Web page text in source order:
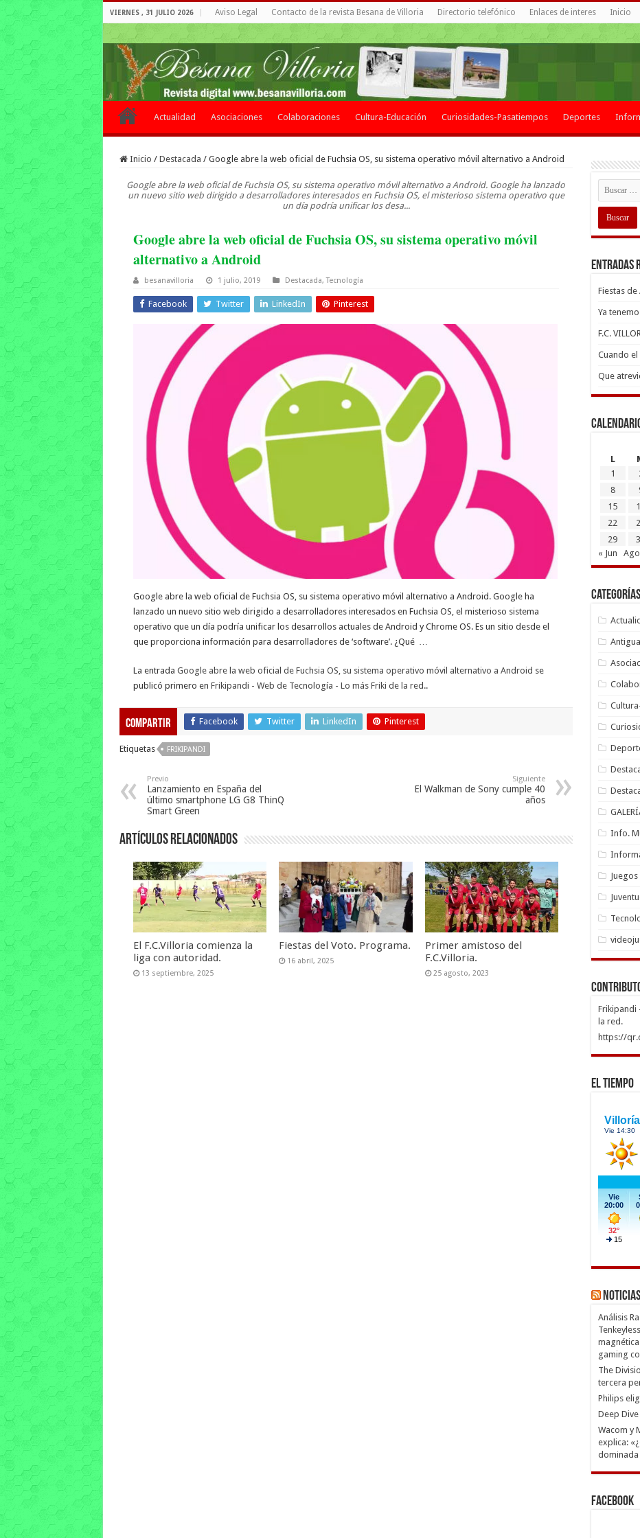
VIERNES , 31 JULIO 2026 Aviso Legal Contacto de la revista Besana de Villoria Directorio telefónico Enlaces de interes Inicio
Actualidad Asociaciones Colaboraciones Cultura-Educación Curiosidades-Pasatiempos Deportes
Inicio / Destacada / Google abre la web oficial de Fuchsia OS, su sistema operativo móvil alternativo a Android
Google abre la web oficial de Fuchsia OS, su sistema operativo móvil alternativo a Android. Google ha lanzado
un nuevo sitio web dirigido a desarrolladores interesados ​​en Fuchsia OS, el misterioso sistema operativo que
un día podría unificar los desa...
Google abre la web oficial de Fuchsia OS, su sistema operativo móvil
alternativo a Android
besanavilloria 1 julio, 2019 Destacada,Tecnología
Facebook Twitter LinkedIn Pinterest
Google abre la web oficial de Fuchsia OS, su sistema operativo móvil alternativo a Android. Google ha
lanzado un nuevo sitio web dirigido a desarrolladores interesados ​​en Fuchsia OS, el misterioso sistema
operativo que un día podría unificar los desarrollos actuales de Android y Chrome OS. Es un sitio desde el
que proporciona información para desarrolladores de ‘software’. ¿Qué …
La entrada Google abre la web oficial de Fuchsia OS, su sistema operativo móvil alternativo a Android se
publicó primero en Frikipandi - Web de Tecnología - Lo más Friki de la red..
Compartir Facebook Twitter LinkedIn Pinterest
Etiquetas FRIKIPANDI
Previo
Lanzamiento en España del
último smartphone LG G8 ThinQ
Smart Green
Siguiente
El Walkman de Sony cumple 40
años
Artículos relacionados
El F.C.Villoria comienza la
liga con autoridad.
13 septiembre, 2025
Fiestas del Voto. Programa.
16 abril, 2025
Primer amistoso del
F.C.Villoria.
25 agosto, 2023
Entradas
Fiestas
Ya
F.C.
Cuando
Que
L
1
8
15
22
29
« Jun
Categorías
Info.
Juegos
Frikipandi
la red.
https://
El Tiempo
Análisis
gaming
The
tercera
Philips
Deep Dive
Wacom y
explica:
dominada
Facebook